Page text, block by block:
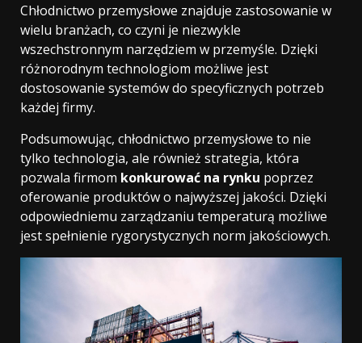
Chłodnictwo przemysłowe znajduje zastosowanie w
wielu branżach, co czyni je niezwykle
wszechstronnym narzędziem w przemyśle. Dzięki
różnorodnym technologiom możliwe jest
dostosowanie systemów do specyficznych potrzeb
każdej firmy.
Podsumowując, chłodnictwo przemysłowe to nie
tylko technologia, ale również strategia, która
pozwala firmom konkurować na rynku poprzez
oferowanie produktów o najwyższej jakości. Dzięki
odpowiedniemu zarządzaniu temperaturą możliwe
jest spełnienie rygorystycznych norm jakościowych.